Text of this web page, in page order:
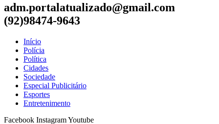
adm.portalatualizado@gmail.com
(92)98474-9643
Início
Polícia
Política
Cidades
Sociedade
Especial Publicitário
Esportes
Entretenimento
Facebook InstagramYoutube